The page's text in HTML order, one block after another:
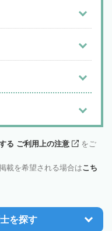
る ご利用上の注意
をご
載を希望される場合はこち
を探す